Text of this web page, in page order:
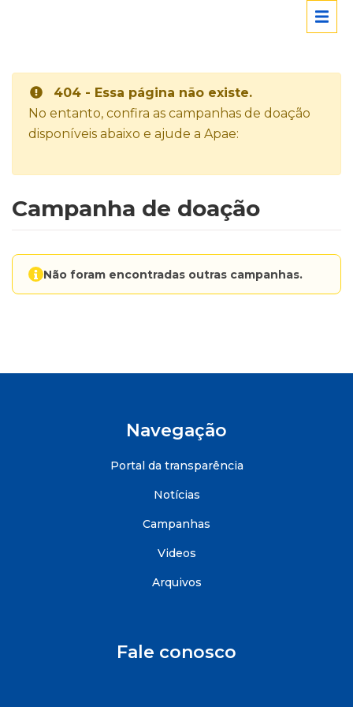
404 - Essa página não existe.
No entanto, confira as campanhas de doação
disponíveis abaixo e ajude a Apae:
Campanha de doação
Não foram encontradas outras campanhas.
Navegação
Portal da transparência
Notícias
Campanhas
Videos
Arquivos
Fale conosco